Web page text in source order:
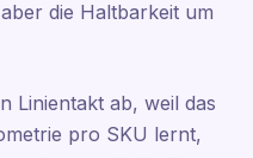
die Haltbarkeit um
Linientakt ab, weil das
pro SKU lernt,